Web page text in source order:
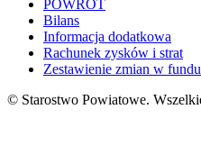
POWRÓT
Bilans
Informacja dodatkowa
Rachunek zysków i strat
Zestawienie zmian w
© Starostwo Powiatowe.